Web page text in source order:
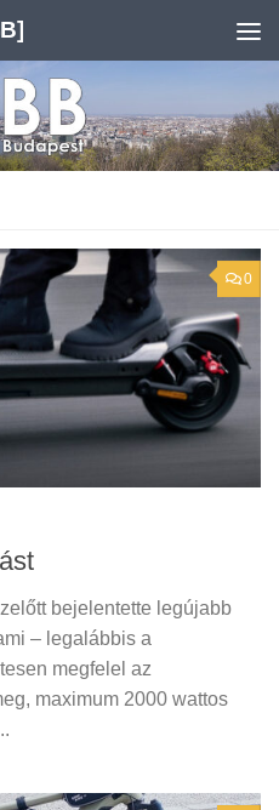
0
bejelentette legújabb
– legalábbis a
megfelel az
maximum 2000 wattos